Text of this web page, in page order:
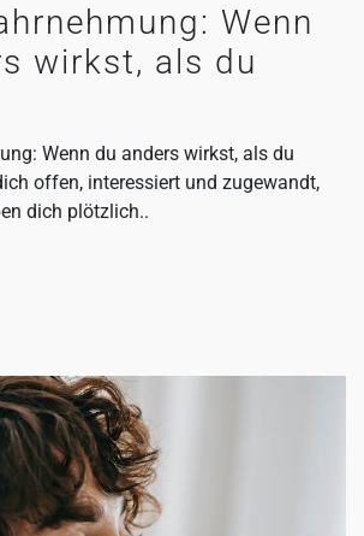
Wenn
wirkst, als du
Wenn du anders wirkst, als du
offen, interessiert und zugewandt,
dich plötzlich..